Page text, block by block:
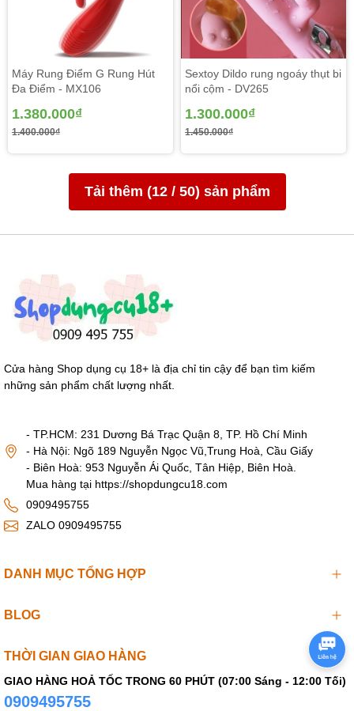
Máy Rung Điểm G Rung Hút
Đa Điểm - MX106
1.380.000₫
1.400.000₫
Sextoy Dildo rung ngoáy thụt bi
nổi cộm - DV265
1.300.000₫
1.450.000₫
Tải thêm (12/ 50) sản phẩm
Cửa hàng Shop dụng cụ 18+ là địa chỉ tin cậy để bạn tìm kiếm
những sản phẩm chất lượng nhất.
- TP.HCM: 231 Dương Bá Trạc Quận 8, TP. Hồ Chí Minh
- Hà Nội: Ngõ 189 Nguyễn Ngọc Vũ,Trung Hoà, Cầu Giấy
- Biên Hoà: 953 Nguyễn Ái Quốc, Tân Hiệp, Biên Hoà.
Mua hàng tại https://shopdungcu18.com
0909495755
ZALO 0909495755
DANH MỤC TỔNG HỢP
BLOG
THỜI GIAN GIAO HÀNG
GIAO HÀNG HOẢ TỐC TRONG 60 PHÚT (07:00 Sáng - 12:00 Tối)
0909495755